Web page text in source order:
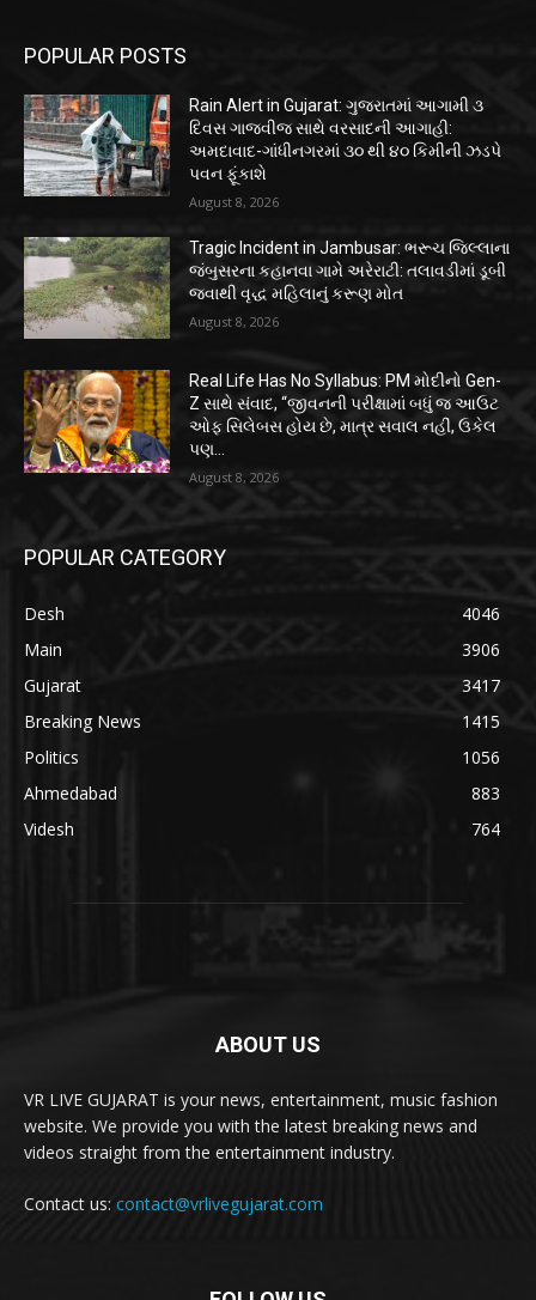
POPULAR POSTS
Rain Alert in Gujarat: ગુજરાતમાં આગામી ૩
દિવસ ગાજવીજ સાથે વરસાદની આગાહી:
અમદાવાદ-ગાંધીનગરમાં ૩૦ થી ૪૦ કિમીની ઝડપે
પવન ફૂંકાશે
August 8, 2026
Tragic Incident in Jambusar: ભરૂચ જિલ્લાના
જંબુસરના કહાનવા ગામે અરેરાટી: તલાવડીમાં ડૂબી
જવાથી વૃદ્ધ મહિલાનું કરૂણ મોત
August 8, 2026
Real Life Has No Syllabus: PM મોદીનો Gen-
Z સાથે સંવાદ, “જીવનની પરીક્ષામાં બધું જ આઉટ
ઓફ સિલેબસ હોય છે, માત્ર સવાલ નહીં, ઉકેલ
પણ...
August 8, 2026
POPULAR CATEGORY
Desh
4046
Main
3906
Gujarat
3417
Breaking News
1415
Politics
1056
Ahmedabad
883
Videsh
764
ABOUT US
VR LIVE GUJARAT is your news, entertainment, music fashion
website. We provide you with the latest breaking news and
videos straight from the entertainment industry.
Contact us: contact@vrlivegujarat.com